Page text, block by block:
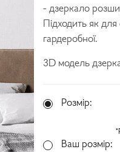
- дзеркало
Підходить як
гардеробної.
3D модель
Розмір:
Ваш розмір: